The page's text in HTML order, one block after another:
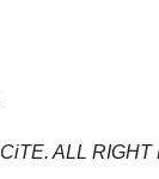
CiTE. ALL